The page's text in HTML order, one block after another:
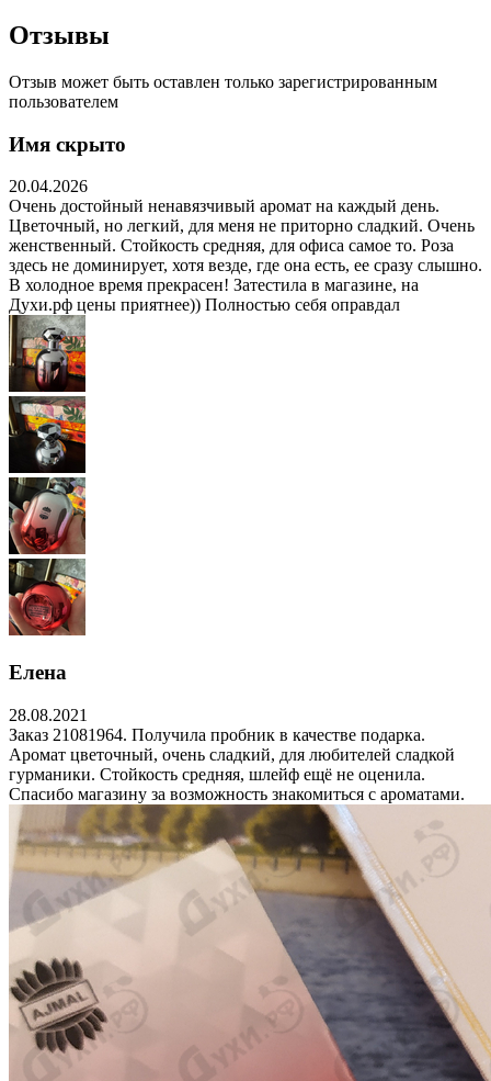
Отзывы
Отзыв может быть оставлен только зарегистрированным
пользователем
Имя скрыто
20.04.2026
Очень достойный ненавязчивый аромат на каждый день.
Цветочный, но легкий, для меня не приторно сладкий. Очень
женственный. Стойкость средняя, для офиса самое то. Роза
здесь не доминирует, хотя везде, где она есть, ее сразу слышно.
В холодное время прекрасен! Затестила в магазине, на
Духи.рф цены приятнее)) Полностью себя оправдал
Елена
28.08.2021
Заказ 21081964. Получила пробник в качестве подарка.
Аромат цветочный, очень сладкий, для любителей сладкой
гурманики. Стойкость средняя, шлейф ещё не оценила.
Спасибо магазину за возможность знакомиться с ароматами.